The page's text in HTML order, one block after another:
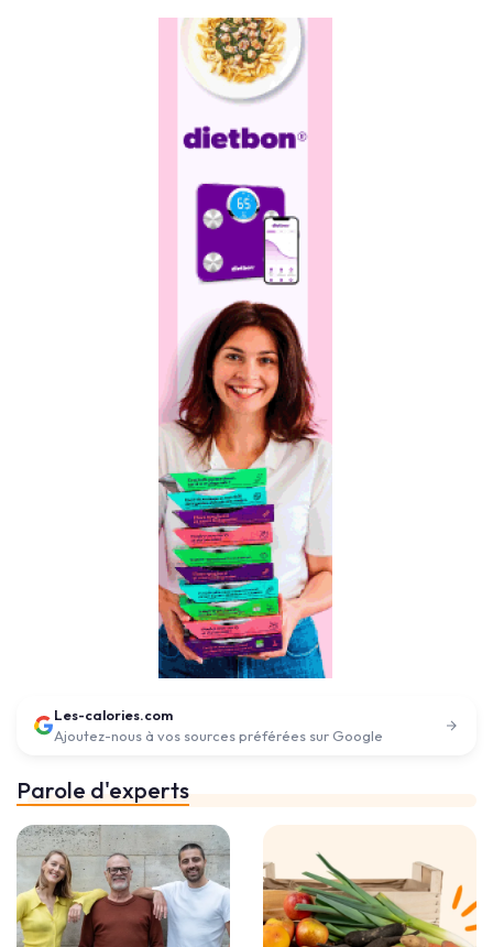
Les-calories.com
Ajoutez-nous à vos sources préférées sur Google
Parole d'experts